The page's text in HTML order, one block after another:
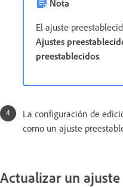
Nota
El ajuste
Ajustes
preestablecidos.
La configuración de
como un ajuste
Actualizar un